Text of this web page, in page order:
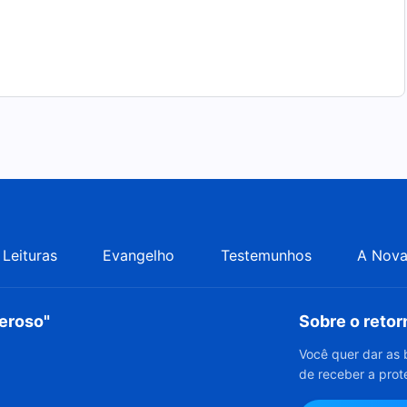
Leituras Evangelho Testemunhos A
Sobre o
Você quer dar as
de receber a